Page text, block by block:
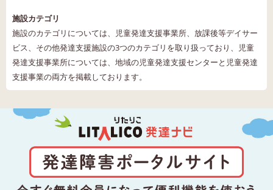
施設カテゴリ
施設のカテゴリについては、児童発達支援事業所、放課後等デイサー
ビス、その他発達支援施設の3つのカテゴリを取り扱っており、児童
発達支援事業所については、地域の児童発達支援センターと児童発達
支援事業の両方を掲載しております。